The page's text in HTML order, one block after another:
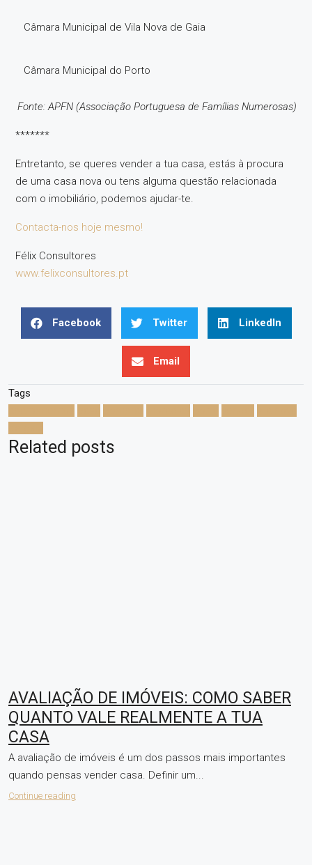
Câmara Municipal de Vila Nova de Gaia
Câmara Municipal do Porto
Fonte: APFN (Associação Portuguesa de Famílias Numerosas)
*******
Entretanto, se queres vender a tua casa, estás à procura
de uma casa nova ou tens alguma questão relacionada
com o imobiliário, podemos ajudar-te.
Contacta-nos hoje mesmo!
Félix Consultores
www.felixconsultores.pt
Facebook Twitter LinkedIn
Email
Tags
Related posts
AVALIAÇÃO DE IMÓVEIS: COMO SABER
QUANTO VALE REALMENTE A TUA
CASA
A avaliação de imóveis é um dos passos mais importantes
quando pensas vender casa. Definir um...
Continue reading